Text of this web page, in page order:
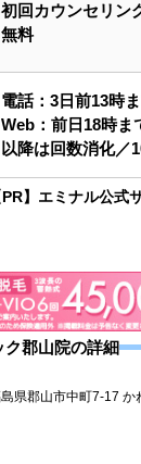
初回カウンセリン
無料
電話：3日前13時
Web：前日18時ま
以降は回数消化／
】エミナル公式
ク郡山院の詳細
県郡山市中町7-17 か